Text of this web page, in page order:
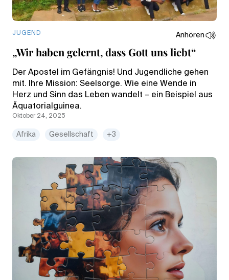
JUGEND Anhören
„Wir haben gelernt, dass Gott uns liebt“
Der Apostel im Gefängnis! Und Jugendliche gehen
mit. Ihre Mission: Seelsorge. Wie eine Wende in
Herz und Sinn das Leben wandelt – ein Beispiel aus
Äquatorialguinea.
Oktober 24, 2025
Afrika Gesellschaft +3